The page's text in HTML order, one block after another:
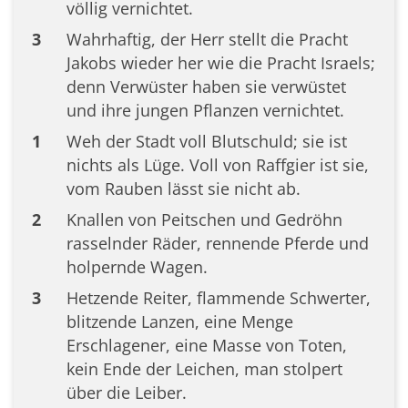
völlig vernichtet.
3
Wahrhaftig, der Herr stellt die Pracht
Jakobs wieder her wie die Pracht Israels;
denn Verwüster haben sie verwüstet
und ihre jungen Pflanzen vernichtet.
1
Weh der Stadt voll Blutschuld; sie ist
nichts als Lüge. Voll von Raffgier ist sie,
vom Rauben lässt sie nicht ab.
2
Knallen von Peitschen und Gedröhn
rasselnder Räder, rennende Pferde und
holpernde Wagen.
3
Hetzende Reiter, flammende Schwerter,
blitzende Lanzen, eine Menge
Erschlagener, eine Masse von Toten,
kein Ende der Leichen, man stolpert
über die Leiber.